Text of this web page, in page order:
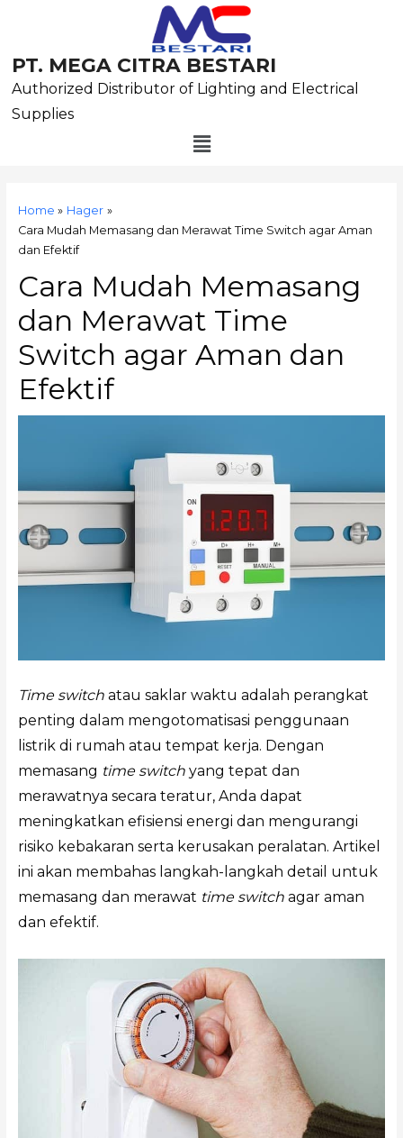
PT. MEGA CITRA BESTARI
Authorized Distributor of Lighting and Electrical
Supplies
Menu
Home
Hager
Cara Mudah Memasang dan Merawat Time Switch agar Aman
dan Efektif
Cara Mudah Memasang
dan Merawat Time
Switch agar Aman dan
Efektif
Time switchatau saklar waktu adalah perangkat
penting dalam mengotomatisasi penggunaan
listrik di rumah atau tempat kerja. Dengan
memasang time switchyang tepat dan
merawatnya secara teratur, Anda dapat
meningkatkan efisiensi energi dan mengurangi
risiko kebakaran serta kerusakan peralatan. Artikel
ini akan membahas langkah-langkah detail untuk
memasang dan merawat time switchagar aman
dan efektif.